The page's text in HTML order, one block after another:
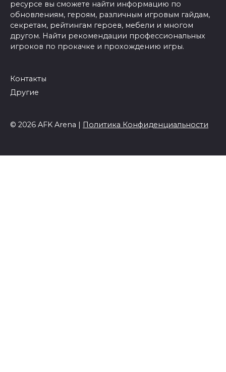
ресурсе вы сможете найти информацию по
обновлениям, героям, различным игровым гайдам,
секретам, рейтингам героев, мебели и многом
другом. Найти рекомендации профессиональных
игроков по прокачке и прохождению игры.
Контакты
Другие
© 2026 AFK Arena | Политика Конфиденциальности